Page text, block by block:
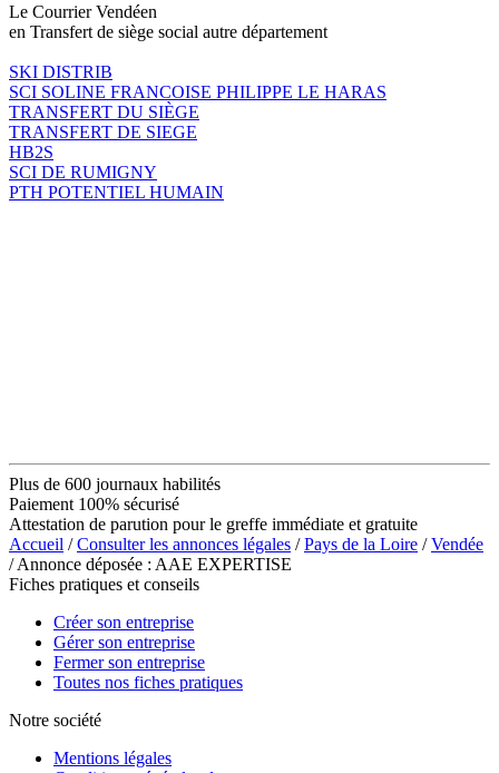
Le Courrier Vendéen
en Transfert de siège social autre département
SKI DISTRIB
SCI SOLINE FRANCOISE PHILIPPE LE HARAS
TRANSFERT DU SIÈGE
TRANSFERT DE SIEGE
HB2S
SCI DE RUMIGNY
PTH POTENTIEL HUMAIN
Plus de 600 journaux habilités
Paiement 100% sécurisé
Attestation de parution pour le greffe immédiate et gratuite
Accueil /Consulter les annonces légales /Pays de la Loire /Vendée
/ Annonce déposée : AAE EXPERTISE
Fiches pratiques et conseils
Créer son entreprise
Gérer son entreprise
Fermer son entreprise
Toutes nos fiches pratiques
Notre société
Mentions légales